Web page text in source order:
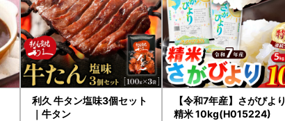
利久 牛タン塩味3個セット
｜牛タン
【令和7年産】さがびより
精米 10kg(H015224)